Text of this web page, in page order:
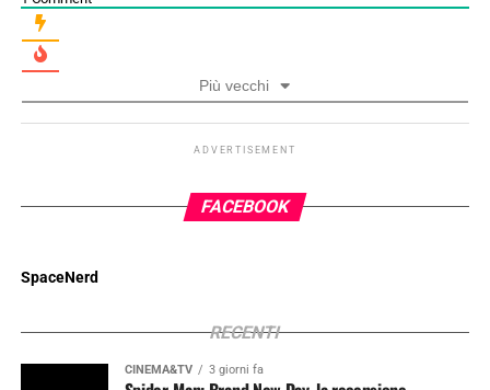
Più vecchi
ADVERTISEMENT
FACEBOOK
SpaceNerd
RECENTI
CINEMA&TV 3 giorni fa